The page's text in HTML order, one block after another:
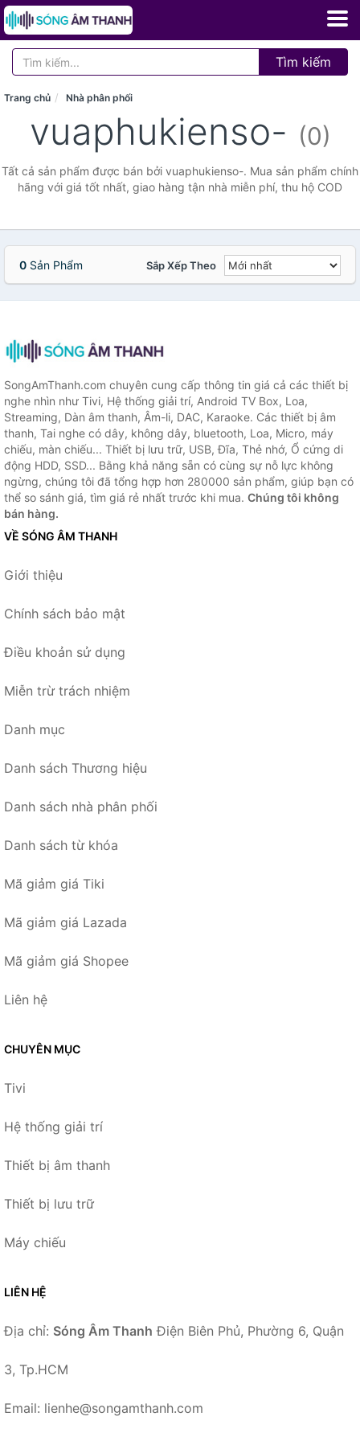
Tìm kiếm
Trang chủ Nhà phân phối
vuaphukienso- (0)
Tất cả sản phẩm được bán bởi vuaphukienso-. Mua sản phẩm chính
hãng với giá tốt nhất, giao hàng tận nhà miễn phí, thu hộ COD
0 Sản Phẩm Sắp Xếp Theo
SongAmThanh.com chuyên cung cấp thông tin giá cả các thiết bị
nghe nhìn như Tivi, Hệ thống giải trí, Android TV Box, Loa,
Streaming, Dàn âm thanh, Âm-li, DAC, Karaoke. Các thiết bị âm
thanh, Tai nghe có dây, không dây, bluetooth, Loa, Micro, máy
chiếu, màn chiếu... Thiết bị lưu trữ, USB, Đĩa, Thẻ nhớ, Ổ cứng di
động HDD, SSD... Bằng khả năng sẵn có cùng sự nỗ lực không
ngừng, chúng tôi đã tổng hợp hơn 280000 sản phẩm, giúp bạn có
thể so sánh giá, tìm giá rẻ nhất trước khi mua. Chúng tôi không
bán hàng.
VỀ SÓNG ÂM THANH
Giới thiệu
Chính sách bảo mật
Điều khoản sử dụng
Miễn trừ trách nhiệm
Danh mục
Danh sách Thương hiệu
Danh sách nhà phân phối
Danh sách từ khóa
Mã giảm giá Tiki
Mã giảm giá Lazada
Mã giảm giá Shopee
Liên hệ
CHUYÊN MỤC
Tivi
Hệ thống giải trí
Thiết bị âm thanh
Thiết bị lưu trữ
Máy chiếu
LIÊN HỆ
Địa chỉ: Sóng Âm Thanh Điện Biên Phủ, Phường 6, Quận
3, Tp.HCM
Email: lienhe@songamthanh.com